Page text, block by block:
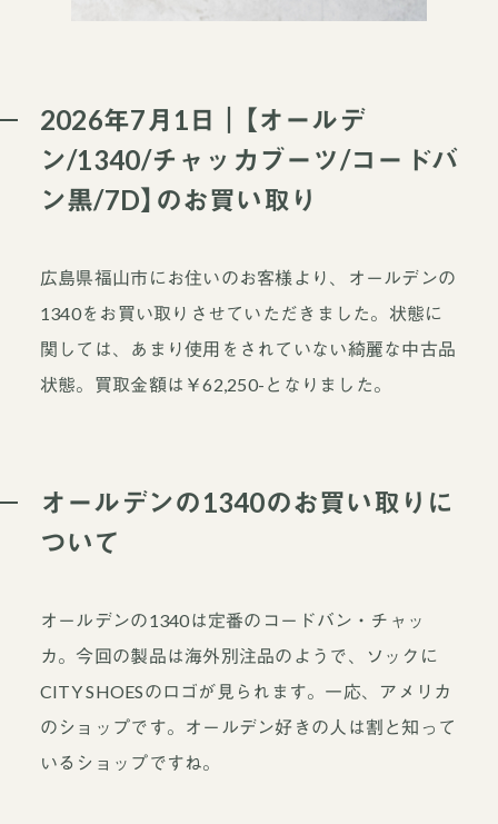
2026年7月1日｜【オールデ
ン/1340/チャッカブーツ/コードバ
ン黒/7D】のお買い取り
広島県福山市にお住いのお客様より、オールデンの
1340をお買い取りさせていただきました。状態に
関しては、あまり使用をされていない綺麗な中古品
状態。買取金額は￥62,250-となりました。
オールデンの1340のお買い取りに
ついて
オールデンの1340は定番のコードバン・チャッ
カ。今回の製品は海外別注品のようで、ソックに
CITY SHOESのロゴが見られます。一応、アメリカ
のショップです。オールデン好きの人は割と知って
いるショップですね。